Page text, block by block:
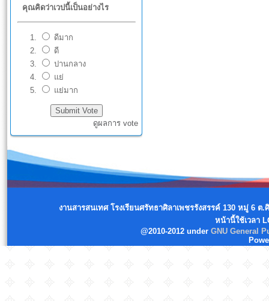
คุณคิดว่าเวปนี้เป็นอย่างไร
ดีมาก
ดี
ปานกลาง
แย่
แย่มาก
ดูผลการ vote
งานสารสนเทศ โรงเรียนศรัทธาศิลาเพชรรังสรรค์ 130 หมู่ 6
หน้านี้ใช้เวลา
@2010-2012 under GNU General